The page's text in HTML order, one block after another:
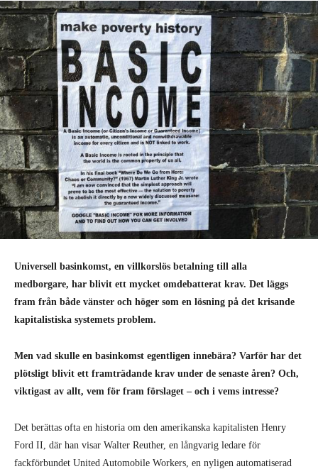
Universell basinkomst, en villkorslös betalning till alla
medborgare, har blivit ett mycket omdebatterat krav. Det läggs
fram från både vänster och höger som en lösning på det krisande
kapitalistiska systemets problem.
Men vad skulle en basinkomst egentligen innebära? Varför har det
plötsligt blivit ett framträdande krav under de senaste åren? Och,
viktigast av allt, vem för fram förslaget – och i vems intresse?
Det berättas ofta en historia om den amerikanska kapitalisten Henry
Ford II, där han visar Walter Reuther, en långvarig ledare för
fackförbundet United Automobile Workers, en nyligen automatiserad